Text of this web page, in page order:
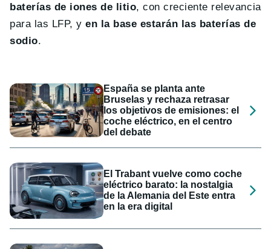
baterías de iones de litio, con creciente relevancia
para las LFP, yen la base estarán las baterías de
sodio.
España se planta ante
Bruselas y rechaza retrasar
los objetivos de emisiones: el
coche eléctrico, en el centro
del debate
El Trabant vuelve como coche
eléctrico barato: la nostalgia
de la Alemania del Este entra
en la era digital